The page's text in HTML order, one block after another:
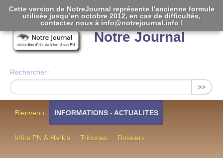
Notre Journal
Rechercher :
>>
Bienvenu INFORMATIONS - ACTUALITES
Infos PN & Harkis Tribunes Dossiers
Cette version de NotreJournal représente l’ancienne formule
utilisée jusqu’en octobre 2012, en cas de difficultés,
contactez nous à info@notrejournal.info !